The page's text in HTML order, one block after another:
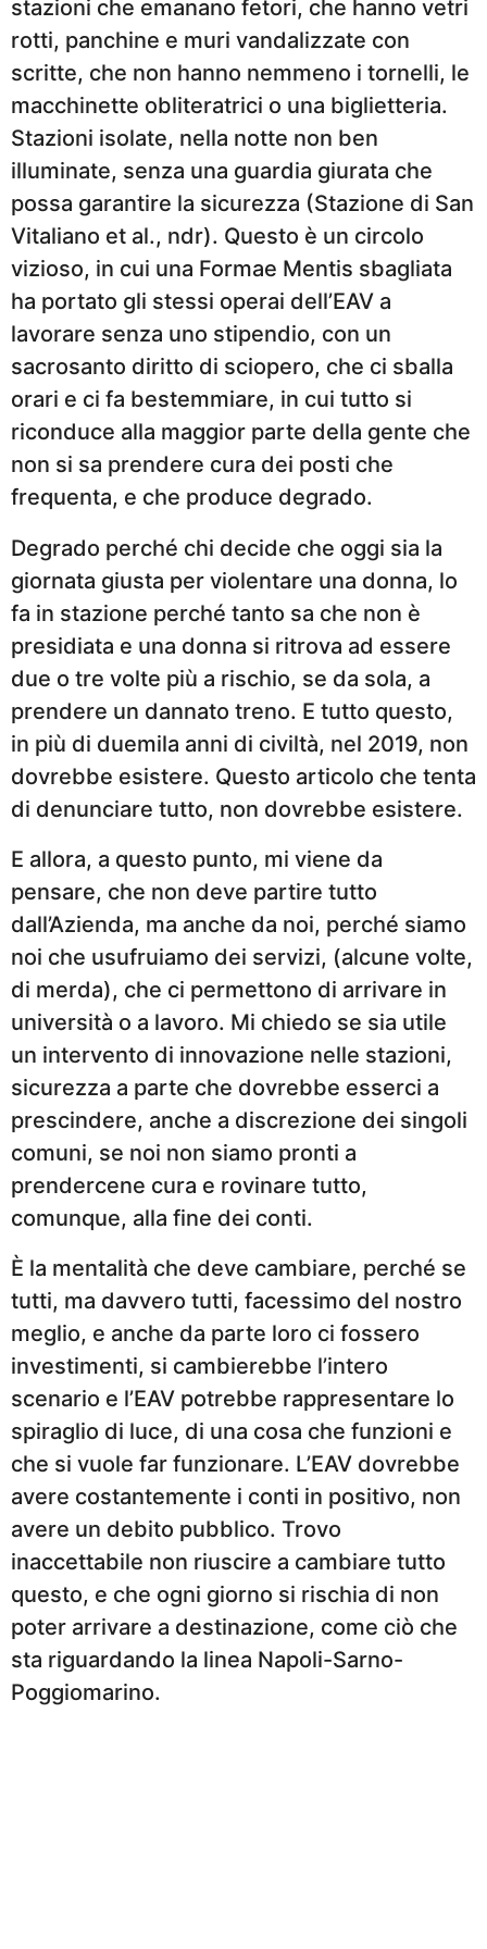
stazioni che emanano fetori, che hanno vetri
rotti, panchine e muri vandalizzate con
scritte, che non hanno nemmeno i tornelli, le
macchinette obliteratrici o una biglietteria.
Stazioni isolate, nella notte non ben
illuminate, senza una guardia giurata che
possa garantire la sicurezza (Stazione di San
Vitaliano et al., ndr). Questo è un circolo
vizioso, in cui una Formae Mentis sbagliata
ha portato gli stessi operai dell’EAV a
lavorare senza uno stipendio, con un
sacrosanto diritto di sciopero, che ci sballa
orari e ci fa bestemmiare, in cui tutto si
riconduce alla maggior parte della gente che
non si sa prendere cura dei posti che
frequenta, e che produce degrado.
Degrado perché chi decide che oggi sia la
giornata giusta per violentare una donna, lo
fa in stazione perché tanto sa che non è
presidiata e una donna si ritrova ad essere
due o tre volte più a rischio, se da sola, a
prendere un dannato treno. E tutto questo,
in più di duemila anni di civiltà, nel 2019, non
dovrebbe esistere. Questo articolo che tenta
di denunciare tutto, non dovrebbe esistere.
E allora, a questo punto, mi viene da
pensare, che non deve partire tutto
dall’Azienda, ma anche da noi, perché siamo
noi che usufruiamo dei servizi, (alcune volte,
di merda), che ci permettono di arrivare in
università o a lavoro. Mi chiedo se sia utile
un intervento di innovazione nelle stazioni,
sicurezza a parte che dovrebbe esserci a
prescindere, anche a discrezione dei singoli
comuni, se noi non siamo pronti a
prendercene cura e rovinare tutto,
comunque, alla fine dei conti.
È la mentalità che deve cambiare, perché se
tutti, ma davvero tutti, facessimo del nostro
meglio, e anche da parte loro ci fossero
investimenti, si cambierebbe l’intero
scenario e l’EAV potrebbe rappresentare lo
spiraglio di luce, di una cosa che funzioni e
che si vuole far funzionare. L’EAV dovrebbe
avere costantemente i conti in positivo, non
avere un debito pubblico. Trovo
inaccettabile non riuscire a cambiare tutto
questo, e che ogni giorno si rischia di non
poter arrivare a destinazione, come ciò che
sta riguardando la linea Napoli-Sarno-
Poggiomarino.